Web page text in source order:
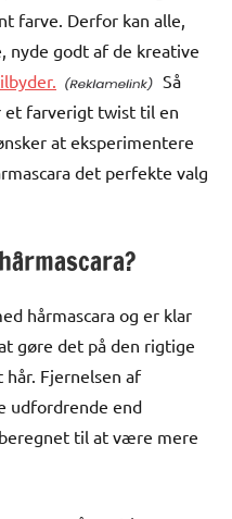
farve. Derfor kan alle,
nyde godt af de kreative
Så
et farverigt twist til en
at eksperimentere
det perfekte valg
hårmascara og er klar
gøre det på den rigtige
hår. Fjernelsen af
udfordrende end
til at være mere